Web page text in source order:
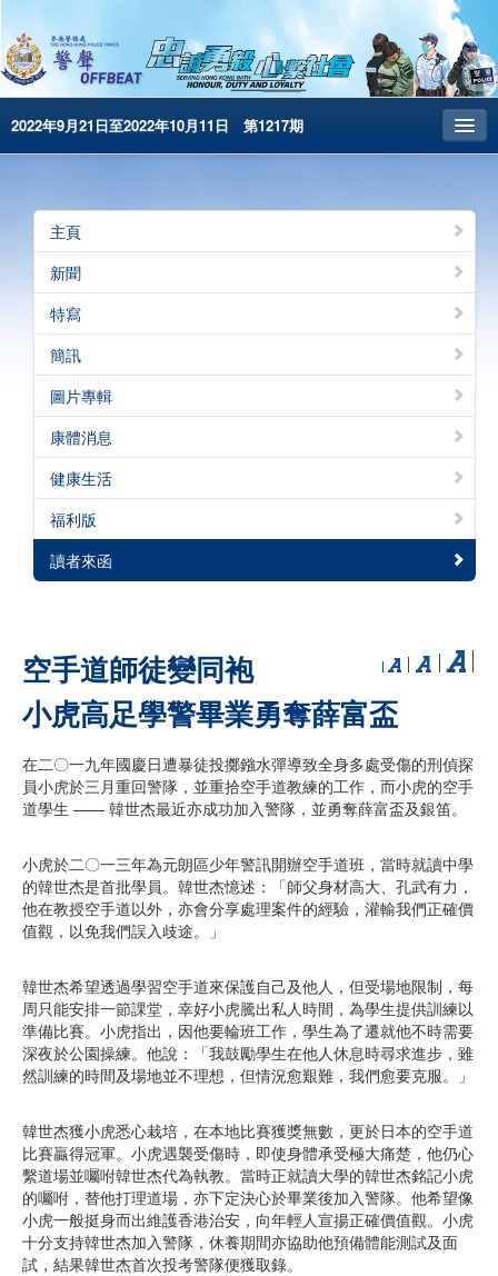
2022年9月21日至2022年10月11日 第1217期
昔日警聲
警務處主頁
简体版
English
電子書版
警聲特刊
主頁
新聞
特寫
簡訊
圖片專輯
康體消息
健康生活
福利版
讀者來函
空手道師徒變同袍
小虎高足學警畢業勇奪薛富盃
在二〇一九年國慶日遭暴徒投擲鏹水彈導致全身多處受傷的刑偵探
員小虎於三月重回警隊，並重拾空手道教練的工作，而小虎的空手
道學生 —— 韓世杰最近亦成功加入警隊，並勇奪薛富盃及銀笛。
小虎於二〇一三年為元朗區少年警訊開辦空手道班，當時就讀中學
的韓世杰是首批學員。韓世杰憶述：「師父身材高大、孔武有力，
他在教授空手道以外，亦會分享處理案件的經驗，灌輸我們正確價
值觀，以免我們誤入歧途。」
韓世杰希望透過學習空手道來保護自己及他人，但受場地限制，每
周只能安排一節課堂，幸好小虎騰出私人時間，為學生提供訓練以
準備比賽。小虎指出，因他要輪班工作，學生為了遷就他不時需要
深夜於公園操練。他說：「我鼓勵學生在他人休息時尋求進步，雖
然訓練的時間及場地並不理想，但情況愈艱難，我們愈要克服。」
韓世杰獲小虎悉心栽培，在本地比賽獲獎無數，更於日本的空手道
比賽贏得冠軍。小虎遇襲受傷時，即使身體承受極大痛楚，他仍心
繫道場並囑咐韓世杰代為執教。當時正就讀大學的韓世杰銘記小虎
的囑咐，替他打理道場，亦下定決心於畢業後加入警隊。他希望像
小虎一般挺身而出維護香港治安，向年輕人宣揚正確價值觀。小虎
十分支持韓世杰加入警隊，休養期間亦協助他預備體能測試及面
試，結果韓世杰首次投考警隊便獲取錄。